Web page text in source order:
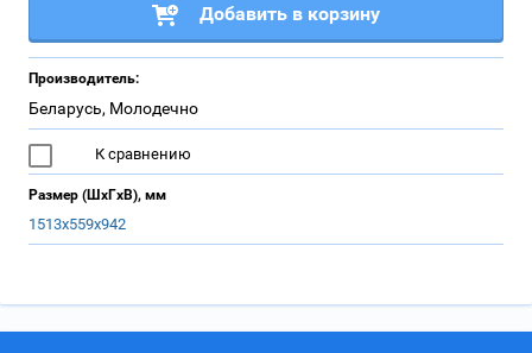
Добавить в корзину
Производитель:
Беларусь, Молодечно
К сравнению
Размер (ШхГхВ), мм
1513х559х942